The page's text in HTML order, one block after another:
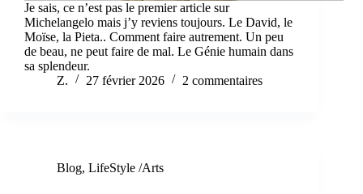
Je sais, ce n’est pas le premier article sur
Michelangelo mais j’y reviens toujours. Le David, le
Moïse, la Pieta.. Comment faire autrement. Un peu
de beau, ne peut faire de mal. Le Génie humain dans
sa splendeur.
Z.
27 février 2026 2 commentaires
Blog, LifeStyle /Arts